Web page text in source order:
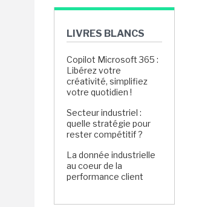
LIVRES BLANCS
Copilot Microsoft 365 :
Libérez votre
créativité, simplifiez
votre quotidien !
Secteur industriel :
quelle stratégie pour
rester compétitif ?
La donnée industrielle
au coeur de la
performance client